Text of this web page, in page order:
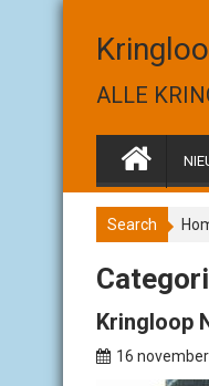
ALLE
Search
Kringloop
16